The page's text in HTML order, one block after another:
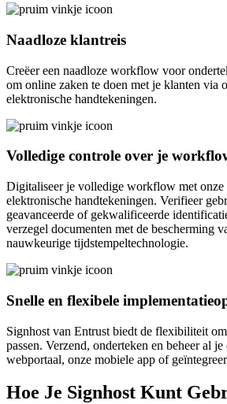
Naadloze klantreis
Creëer een naadloze workflow voor
om online zaken te doen met je klanten via
elektronische handtekeningen.
Volledige controle over je
Digitaliseer je volledige workflow met onze
elektronische handtekeningen. Verifieer
geavanceerde of gekwalificeerde
verzegel documenten met de bescherming
nauwkeurige tijdstempeltechnologie.
Snelle en flexibele
Signhost van Entrust biedt de flexibiliteit
passen. Verzend, onderteken en beheer al
webportaal, onze mobiele app of
Hoe Je Signhost Kunt